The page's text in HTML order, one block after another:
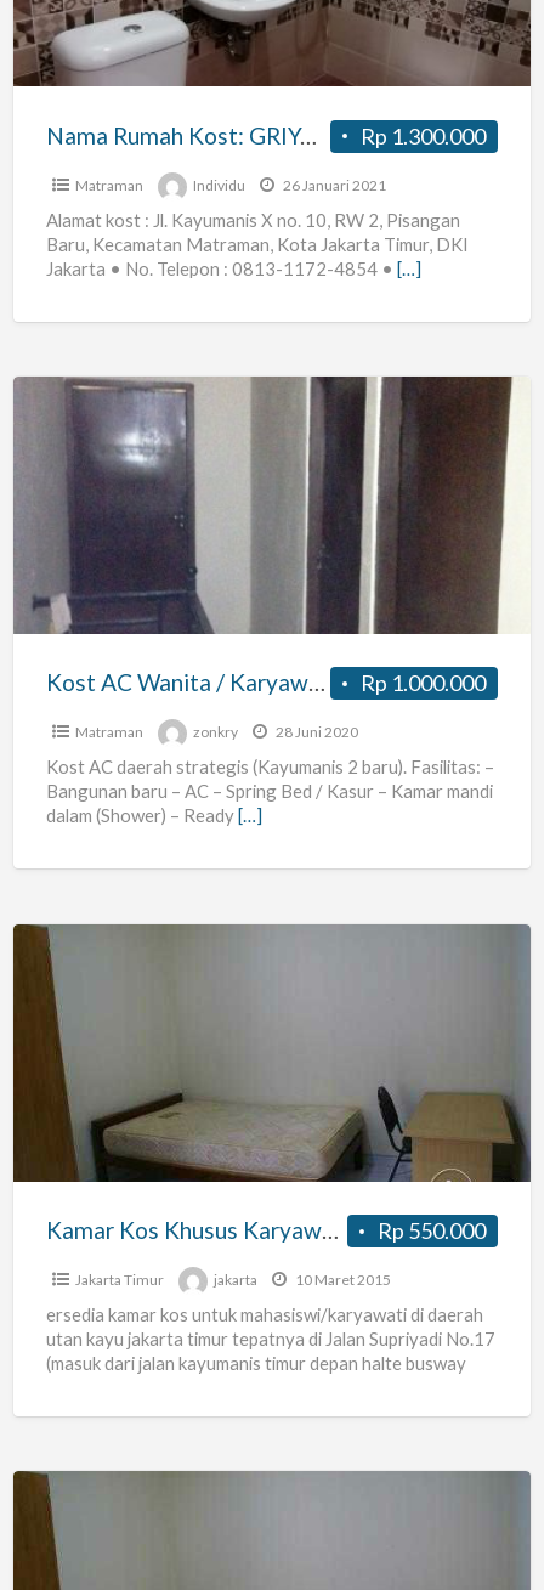
KX-
10
Rp 1.300.000
Nama Rumah Kost: GRIYA KX-10
Matraman Individu 26 Januari 2021
Alamat kost : Jl. Kayumanis X no. 10, RW 2, Pisangan
Baru, Kecamatan Matraman, Kota Jakarta Timur, DKI
Jakarta • No. Telepon : 0813-1172-4854 • […]
Karyawati
(matraman
/
Kayumanis)
Rp 1.000.000
Kost AC Wanita / Karyawati (matraman / Pramuka / Kayumanis)
Matraman zonkry 28 Juni 2020
Kost AC daerah strategis (Kayumanis 2 baru). Fasilitas: –
Bangunan baru – AC – Spring Bed / Kasur – Kamar mandi
dalam (Shower) – Ready […]
Kamar
Khusus
Karyawati
Mahasiswi
Rp 550.000
Kamar Kos Khusus Karyawati Dan Mahasiswi
Jakarta Timur jakarta 10 Maret 2015
ersedia kamar kos untuk mahasiswi/karyawati di daerah
utan kayu jakarta timur tepatnya di Jalan Supriyadi No.17
(masuk dari jalan kayumanis timur depan halte busway
Kamar